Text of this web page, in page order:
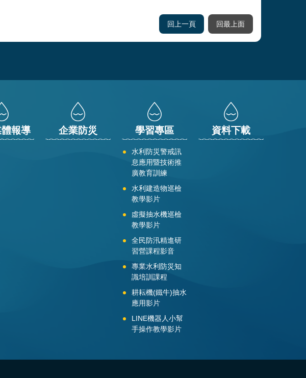
回上一頁 回最上面
報導 企業防災 學習專區
水利防災警戒訊
息應用暨技術推
廣教育訓練
水利建造物巡檢
教學影片
虛擬抽水機巡檢
教學影片
全民防汛精進研
習營課程影音
專業水利防災知
識培訓課程
耕耘機(鐵牛)抽水
應用影片
LINE機器人小幫
手操作教學影片
資料下載